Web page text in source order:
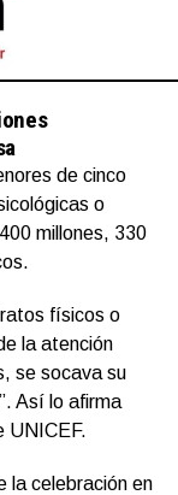
de cinco
o
millones, 330
físicos o
la atención
se socava su
Así lo afirma
UNICEF.
la celebración en